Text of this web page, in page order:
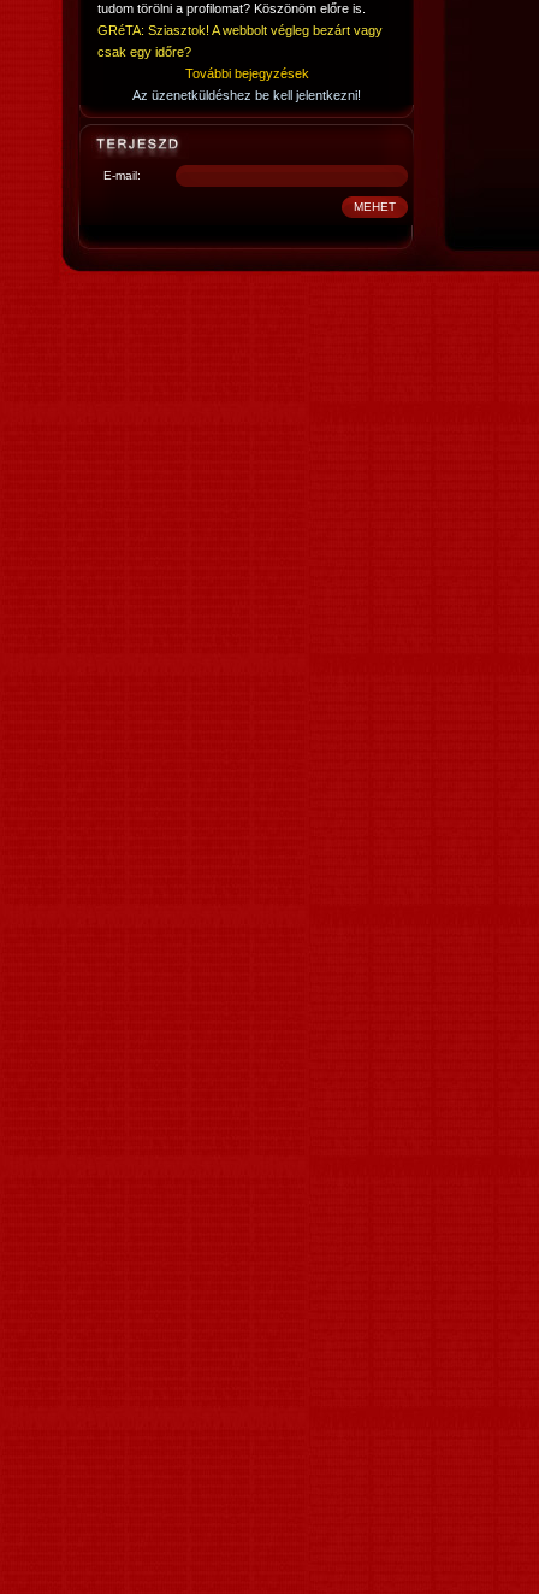
tudom törölni a profilomat? Köszönöm előre is.
GRéTA: Sziasztok! A webbolt végleg bezárt vagy
csak egy időre?
További bejegyzések
Az üzenetküldéshez be kell jelentkezni!
E-mail: